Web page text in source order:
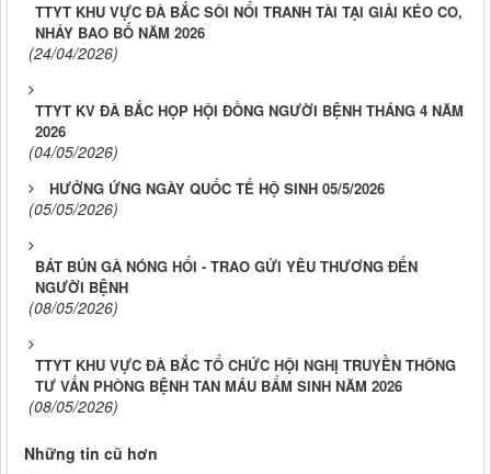
TTYT KHU VỰC ĐÀ BẮC SÔI NỔI TRANH TÀI TẠI GIẢI KÉO CO,
NHẢY BAO BỐ NĂM 2026
(24/04/2026)
TTYT KV ĐÀ BẮC HỌP HỘI ĐỒNG NGƯỜI BỆNH THÁNG 4 NĂM
2026
(04/05/2026)
HƯỞNG ỨNG NGÀY QUỐC TẾ HỘ SINH 05/5/2026
(05/05/2026)
BÁT BÚN GÀ NÓNG HỔI - TRAO GỬI YÊU THƯƠNG ĐẾN
NGƯỜI BỆNH
(08/05/2026)
TTYT KHU VỰC ĐÀ BẮC TỔ CHỨC HỘI NGHỊ TRUYỀN THÔNG
TƯ VẤN PHÒNG BỆNH TAN MÁU BẨM SINH NĂM 2026
(08/05/2026)
Những tin cũ hơn